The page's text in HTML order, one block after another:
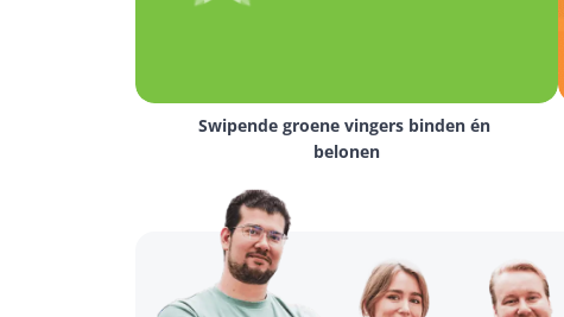
Swipende groene vingers binden én
belonen